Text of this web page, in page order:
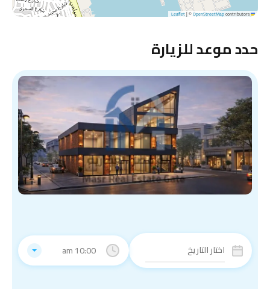
Leaflet
|©OpenStreetMapcontributors
حدد موعد للزيارة
10:00 am